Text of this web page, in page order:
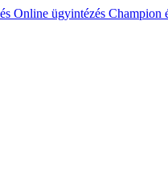
Online ügyintézés Champion